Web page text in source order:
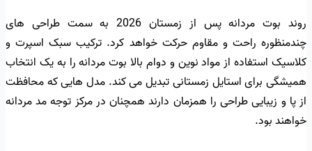
روند بوت مردانه پس از زمستان 2026 به سمت طراحی های
چندمنظوره راحت و مقاوم حرکت خواهد کرد. ترکیب سبک اسپرت و
کلاسیک استفاده از مواد نوین و دوام بالا بوت مردانه را به یک انتخاب
همیشگی برای استایل زمستانی تبدیل می کند. مدل هایی که محافظت
از پا و زیبایی طراحی را همزمان دارند همچنان در مرکز توجه مد مردانه
خواهند بود.